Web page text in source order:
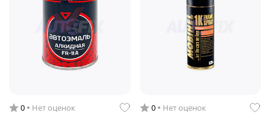
0 Нет оценок 0 Нет оценок